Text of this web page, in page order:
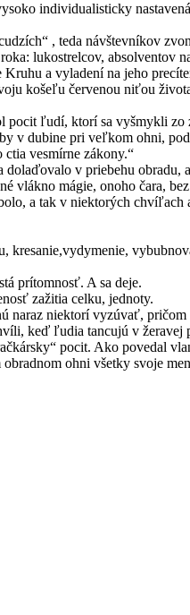
individualisticky
, teda návštevníkov
lukostrelcov, absolventov
a vyladení na jeho
košeľu červenou niťou
pocit ľudí, ktorí sa vyšmykli
v dubine pri veľkom ohni,
vesmírne zákony.“
v priebehu obradu,
vlákno mágie, onoho čara,
a tak v niektorých chvíľach
kresanie,vydymenie,
prítomnosť. A sa deje.
zažitia celku, jednoty.
naraz niektorí vyzúvať,
keď ľudia tancujú v žeravej
pocit. Ako povedal
ohni všetky svoje